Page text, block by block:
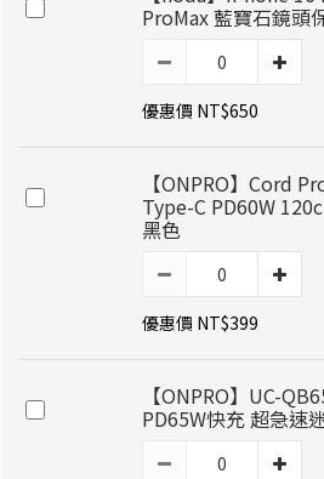
ProMax 藍寶石鏡頭
優惠價 NT$650
【ONPRO】Cord
Type-C PD60W
黑色
優惠價 NT$399
【ONPRO】UC-
PD65W快充 超急速